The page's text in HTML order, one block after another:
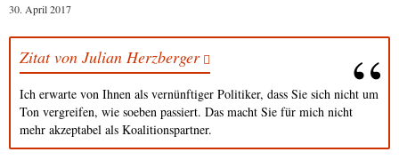
30. April 2017
Zitat von Julian Herzberger
Ich erwarte von Ihnen als vernünftiger Politiker, dass Sie sich nicht um
Ton vergreifen, wie soeben passiert. Das macht Sie für mich nicht
mehr akzeptabel als Koalitionspartner.